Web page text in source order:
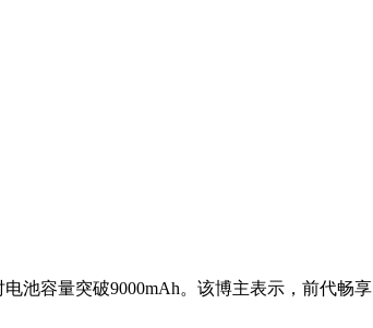
池容量突破9000mAh。该博主表示，前代畅享